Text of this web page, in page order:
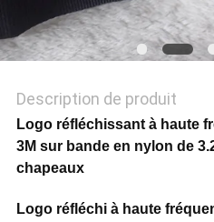
SITE
POLITIQUE
DE
CONFIDENTIALITÉ
Description de produit
Logo réfléchissant à haute
3M sur bande en nylon de
chapeaux
Logo réfléchi à haute